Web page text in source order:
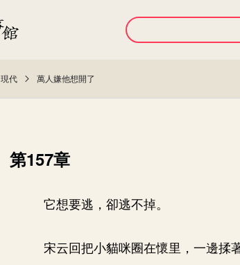
現代 萬人嫌他想開了
第157章
它想要逃，卻逃不掉。
宋云回把小貓咪圈在懷里，一邊揉